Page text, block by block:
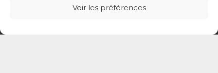
Voir les préférences
coordination@cptsadp94.com